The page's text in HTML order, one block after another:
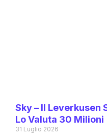
Sky – Il Leverkusen
Lo Valuta 30 Milioni
31 Luglio 2026